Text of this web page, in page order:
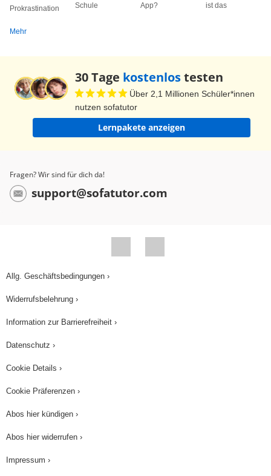
Prokrastination
Schule
App?
ist das
Mehr
30 Tage kostenlostesten
Über 2,1 Millionen Schüler*innen
nutzen sofatutor
Lernpakete anzeigen
Fragen? Wir sind für dich da!
support@sofatutor.com
Allg. Geschäftsbedingungen ›
Widerrufsbelehrung ›
Information zur Barrierefreiheit ›
Datenschutz ›
Cookie Details ›
Cookie Präferenzen ›
Abos hier kündigen ›
Abos hier widerrufen ›
Impressum ›